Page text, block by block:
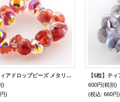
【5粒】ティアドロップビーズ メタリック 【Glistening Scarlet】
)
)
600円(税別)
(税込: 660円)